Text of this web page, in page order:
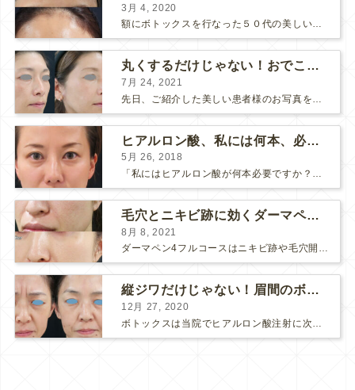
3月 4, 2020
額にボトックスを行なった５０代の美しい女性です。 エイジングとともに横ジワが目立つようになって、 キメが乱れてツヤが無くなってきます。 ボトックスを額に注射すると 横ジワが目立たなくな...
丸くするだけじゃない！おでこのヒアルロン酸注射
7月 24, 2021
ヒアルロン酸、私には何本、必要ですか？
5月 26, 2018
「私にはヒアルロン酸が何本必要ですか？」 診察の時によく聞かれますが、なかなか難しい質問です。 どこまでこだわってキレイにしたいかによって 使うヒアルロン酸の量が変わるからです。 前回もご紹介させ...
毛穴とニキビ跡に効くダーマペン４フルコース
8月 8, 2021
ダーマペン4フルコースはニキビ跡や毛穴開きで悩まれている方に自信を持ってお勧めできる美肌治療です。 ↑ ダーマペン4フルコースを4回行いました。 ニキビ跡と毛穴開きが改善して肌のキメが整いまし...
縦ジワだけじゃない！眉間のボトックス注射
12月 27, 2020